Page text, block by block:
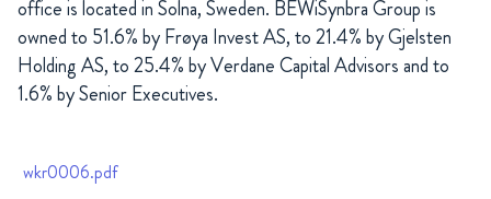
office is located in Solna, Sweden. BEWiSynbra Group is
owned to 51.6% byFrøya Invest AS, to 21.4% by Gjelsten
Holding AS, to 25.4% by Verdane Capital Advisors and to
1.6% by Senior Executives.
wkr0006.pdf